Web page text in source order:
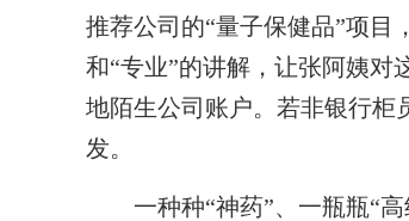
推荐公司的“量子保健品”项目
和“专业”的讲解，让张阿姨对
地陌生公司账户。若非银行柜
发。
一种种“神药”、一瓶瓶“高